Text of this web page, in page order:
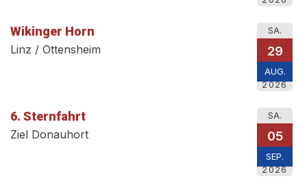
SA.
29
AUG.
2026
Wikinger Horn
Linz / Ottensheim
SA.
05
SEP.
2026
6. Sternfahrt
Ziel Donauhort